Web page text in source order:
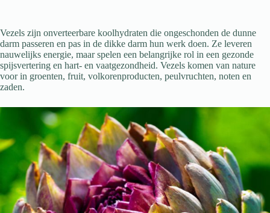
Vezels zijn onverteerbare koolhydraten die ongeschonden de dunne
darm passeren en pas in de dikke darm hun werk doen. Ze leveren
nauwelijks energie, maar spelen een belangrijke rol in een gezonde
spijsvertering en hart- en vaatgezondheid. Vezels komen van nature
voor in groenten, fruit, volkorenproducten, peulvruchten, noten en
zaden.